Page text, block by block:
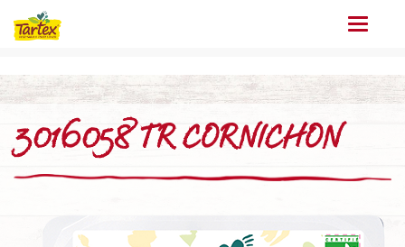
Menu
3016058 TR CORNICHON